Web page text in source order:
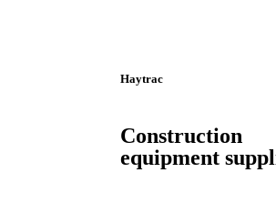
Haytrac
Construction
equipment